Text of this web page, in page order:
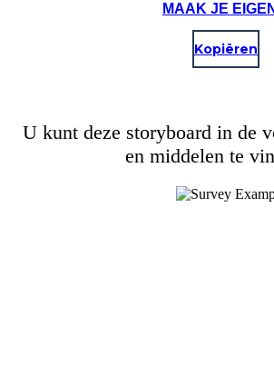
MAAK JE
Kopiëren
U kunt deze storyboard in de
en middelen te